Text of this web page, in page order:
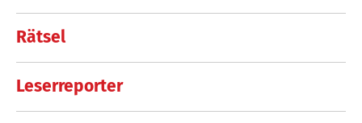
Rätsel
Leserreporter